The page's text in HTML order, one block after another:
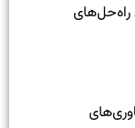
راه‌حل‌های